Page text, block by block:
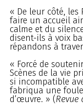
« De leur côté, les
faire un accueil
calme et du
disent-ils à voix
répandons à
« Forcé de
Scènes de la vie
si incompatible
fabriqua une
d’œuvre. » (Revue